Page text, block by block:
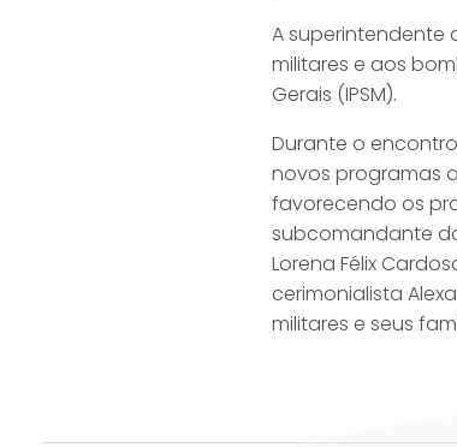
A superintendente
militares e aos
Gerais (IPSM).
Durante o
novos programas
favorecendo os
subcomandante
Lorena Félix
cerimonialista
militares e seus